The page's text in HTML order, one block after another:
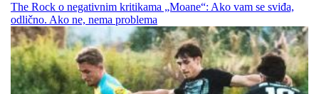
The Rock o negativnim kritikama „Moane“: Ako vam se sviđa,
odlično. Ako ne, nema problema